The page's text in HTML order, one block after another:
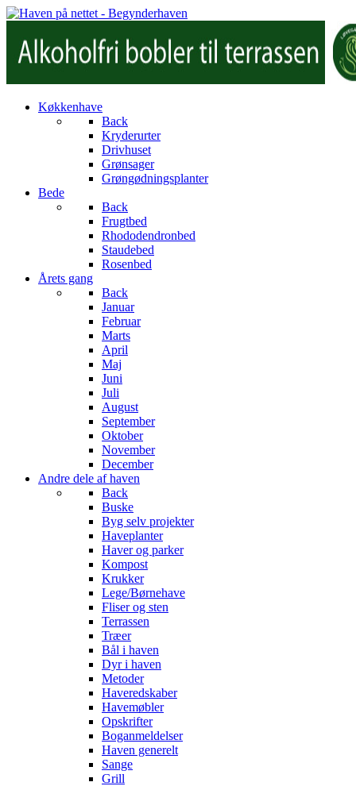
Køkkenhave
Back
Kryderurter
Drivhuset
Grønsager
Grøngødningsplanter
Bede
Back
Frugtbed
Rhododendronbed
Staudebed
Rosenbed
Årets gang
Back
Januar
Februar
Marts
April
Maj
Juni
Juli
August
September
Oktober
November
December
Andre dele af haven
Back
Buske
Byg selv projekter
Haveplanter
Haver og parker
Kompost
Krukker
Lege/Børnehave
Fliser og sten
Terrassen
Træer
Bål i haven
Dyr i haven
Metoder
Haveredskaber
Havemøbler
Opskrifter
Boganmeldelser
Haven generelt
Sange
Grill